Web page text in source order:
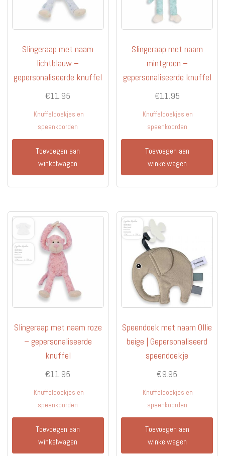
Slingeraap met naam
lichtblauw –
gepersonaliseerde knuffel
€11.95
Knuffeldoekjes en
speenkoorden
Toevoegen aan
winkelwagen
Slingeraap met naam
mintgroen –
gepersonaliseerde knuffel
€11.95
Knuffeldoekjes en
speenkoorden
Toevoegen aan
winkelwagen
Slingeraap met naam roze
– gepersonaliseerde
knuffel
€11.95
Knuffeldoekjes en
speenkoorden
Toevoegen aan
winkelwagen
Speendoek met naam Ollie
beige | Gepersonaliseerd
speendoekje
€9.95
Knuffeldoekjes en
speenkoorden
Toevoegen aan
winkelwagen